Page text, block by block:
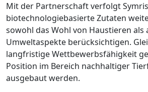
Mit der Partnerschaft verfolgt
biotechnologiebasierte Zutaten
sowohl das Wohl von Haustieren als
Umweltaspekte berücksichtigen.
langfristige Wettbewerbsfähigkeit
Position im Bereich nachhaltiger
ausgebaut werden.